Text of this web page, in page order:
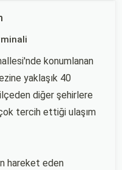
konumlanan
yaklaşık 40
diğer şehirlere
tercih ettiği ulaşım
hareket eden